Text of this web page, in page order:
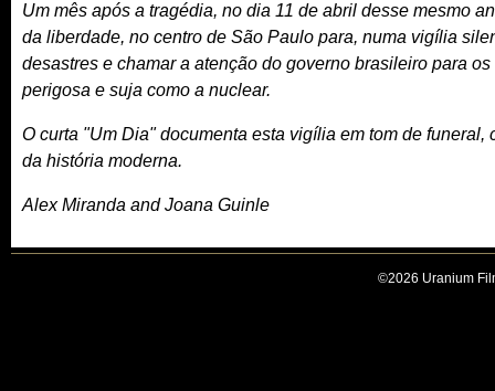
Um mês após a tragédia, no dia 11 de abril desse mesmo
da liberdade, no centro de São Paulo para, numa vigília
desastres e chamar a atenção do governo brasileiro para
perigosa e suja como a nuclear.
O curta "Um Dia" documenta esta vigília em tom de
da história moderna.
Alex Miranda and Joana Guinle
©2026 Uranium